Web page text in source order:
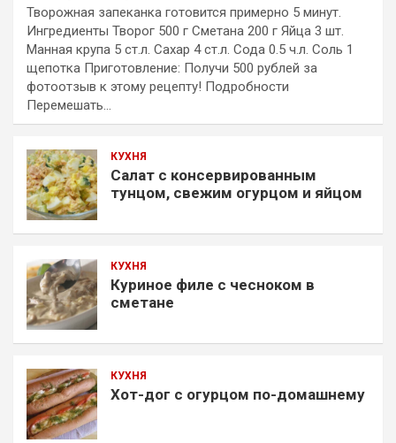
Творожная запеканка готовится примерно 5 минут.
Ингредиенты Творог 500 г Сметана 200 г Яйца 3 шт.
Манная крупа 5 ст.л. Сахар 4 ст.л. Сода 0.5 ч.л. Соль 1
щепотка Приготовление: Получи 500 рублей за
фотоотзыв к этому рецепту! Подробности
Перемешать…
КУХНЯ
Салат с консервированным
тунцом, свежим огурцом и яйцом
КУХНЯ
Куриное филе с чесноком в
сметане
КУХНЯ
Хот-дог с огурцом по-домашнему